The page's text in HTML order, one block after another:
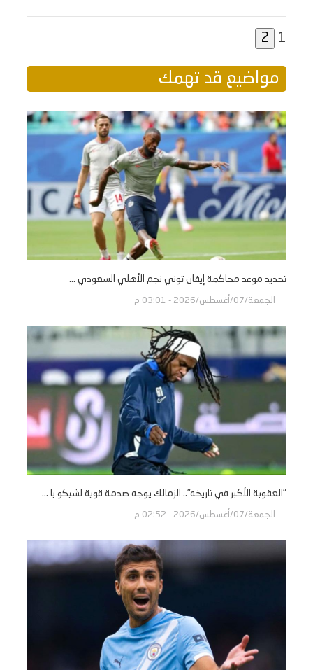
1
مواضيع قد تهمك
تحديد موعد محاكمة إيفان توني نجم الأهلي السعودي ...
الجمعة/07/أغسطس/2026 - 03:01 م
"العقوبة الأكبر في تاريخه".. الزمالك يوجه صدمة قوية لشيكو با ...
الجمعة/07/أغسطس/2026 - 02:52 م